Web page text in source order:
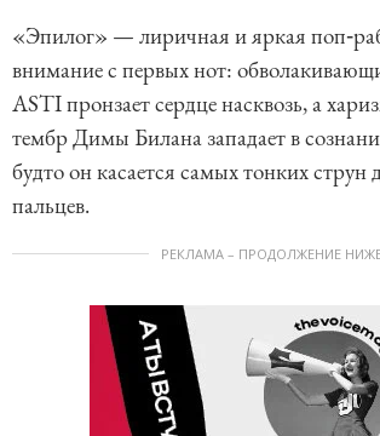
«Эпилог» — лиричная и яркая
внимание с первых нот:
ASTI пронзает сердце насквозь, а
тембр Димы Билана западает в
будто он касается самых тонких
пальцев.
РЕКЛАМА – ПРОДОЛЖЕНИЕ